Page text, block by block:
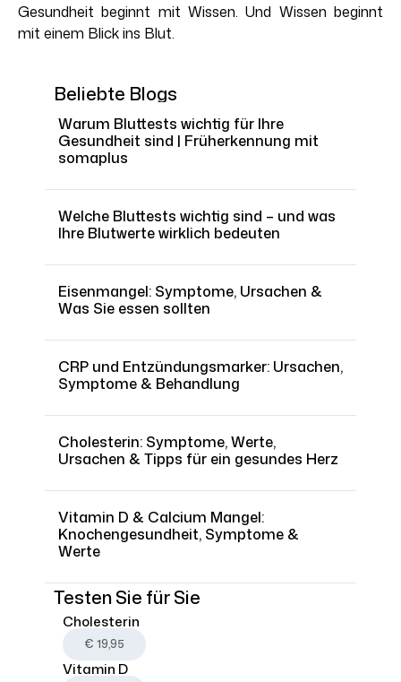
Gesundheit beginnt mit Wissen. Und Wissen beginnt
mit einem Blick ins Blut.
Beliebte Blogs
Warum Bluttests wichtig für Ihre
Gesundheit sind | Früherkennung mit
somaplus
Welche Bluttests wichtig sind – und was
Ihre Blutwerte wirklich bedeuten
Eisenmangel: Symptome, Ursachen &
Was Sie essen sollten
CRP und Entzündungsmarker: Ursachen,
Symptome & Behandlung
Cholesterin: Symptome, Werte,
Ursachen & Tipps für ein gesundes Herz
Vitamin D & Calcium Mangel:
Knochengesundheit, Symptome &
Werte
Testen Sie für Sie
Cholesterin
€ 19,95
Vitamin D